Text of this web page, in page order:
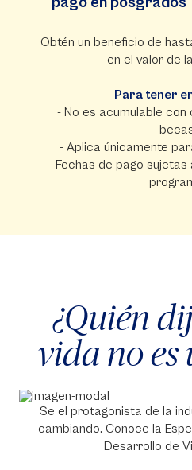
Obtén un beneficio de
en el valor de
Para tener
- No es acumulable
- Aplica únicamente
- Fechas de pago
¿Quién
vida no es
Se el protagonista de la
cambiando. Conoce la
Desarrollo de